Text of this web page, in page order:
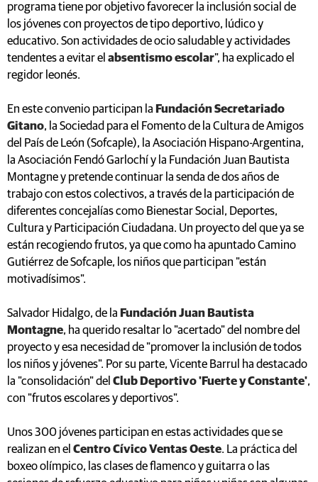
programa tiene por objetivo favorecer la inclusión social de
los jóvenes con proyectos de tipo deportivo, lúdico y
educativo. Son actividades de ocio saludable y actividades
tendentes a evitar el absentismo escolar", ha explicado el
regidor leonés.
En este convenio participan la Fundación Secretariado
Gitano, la Sociedad para el Fomento de la Cultura de Amigos
del País de León (Sofcaple), la Asociación Hispano-Argentina,
la Asociación Fendó Garlochí y la Fundación Juan Bautista
Montagne y pretende continuar la senda de dos años de
trabajo con estos colectivos, a través de la participación de
diferentes concejalías como Bienestar Social, Deportes,
Cultura y Participación Ciudadana. Un proyecto del que ya se
están recogiendo frutos, ya que como ha apuntado Camino
Gutiérrez de Sofcaple, los niños que participan "están
motivadísimos".
Salvador Hidalgo, de la Fundación Juan Bautista
Montagne, ha querido resaltar lo "acertado" del nombre del
proyecto y esa necesidad de "promover la inclusión de todos
los niños y jóvenes". Por su parte, Vicente Barrul ha destacado
la "consolidación" del Club Deportivo 'Fuerte y Constante',
con "frutos escolares y deportivos".
Unos 300 jóvenes participan en estas actividades que se
realizan en el Centro Cívico Ventas Oeste. La práctica del
boxeo olímpico, las clases de flamenco y guitarra o las